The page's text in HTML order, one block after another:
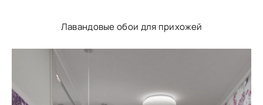
Лавандовые обои для прихожей